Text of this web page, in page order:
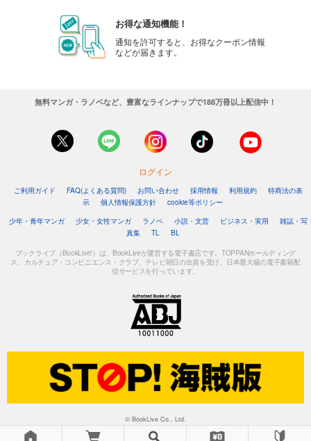
お得な通知機能！
通知を許可すると、お得なクーポン情報
などが届きます。
無料マンガ・ラノベなど、豊富なラインナップで188万冊以上配信中！
ログイン
ご利用ガイド FAQ(よくある質問) お問い合わせ 採用情報 利用規約
特商法の表
示
個人情報保護方針
cookie等ポリシー
少年・青年マンガ
少女・女性マンガ ラノベ 小説・文芸 ビジネス・実用
雑誌・写
真集
TL BL
ブックライブ（BookLive!）は、BookLiveが運営する電子書店です。TOPPANホールディング
ス、カルチュア・コンビニエンス・クラブ、テレビ朝日の出資を受け、日本最大級の電子書籍配
信サービスを行っています。
© BookLive Co., Ltd.